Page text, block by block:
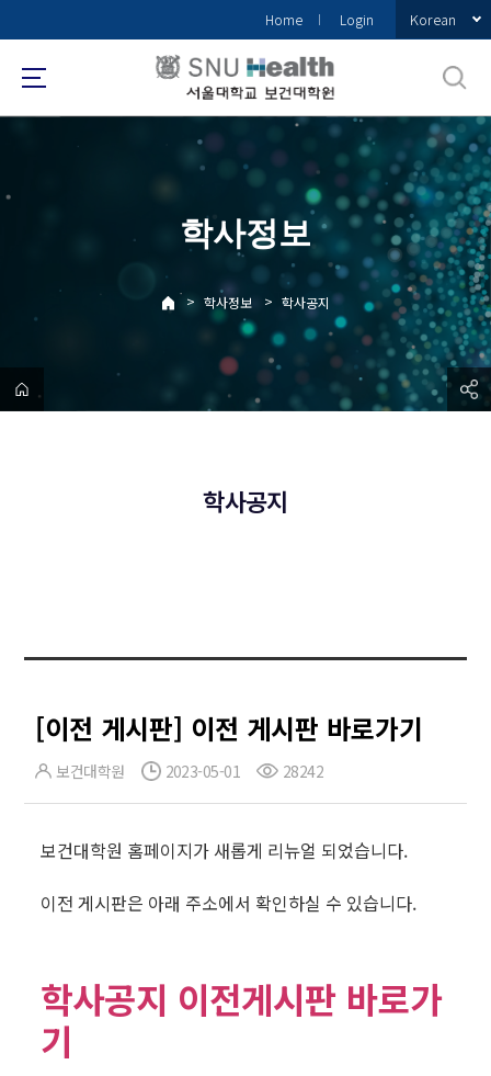
로
메
Home Login Korean
학사정보
> 학사정보 > 학사공지
학사공지
[이전 게시판] 이전 게시판 바로가기
보건대학원 2023-05-01 28242
보건대학원 홈페이지가 새롭게 리뉴얼 되었습니다.
이전 게시판은 아래 주소에서 확인하실 수 있습니다.
학사공지 이전게시판 바로가
기